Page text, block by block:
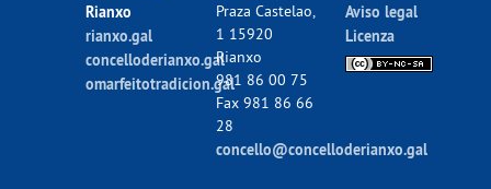
Rianxo
rianxo.gal
concelloderianxo.gal
omarfeitotradicion.gal
Praza Castelao,
1 15920
Rianxo
981 86 00 75
Fax 981 86 66
28
concello@concelloderianxo.gal
Aviso legal
Licenza